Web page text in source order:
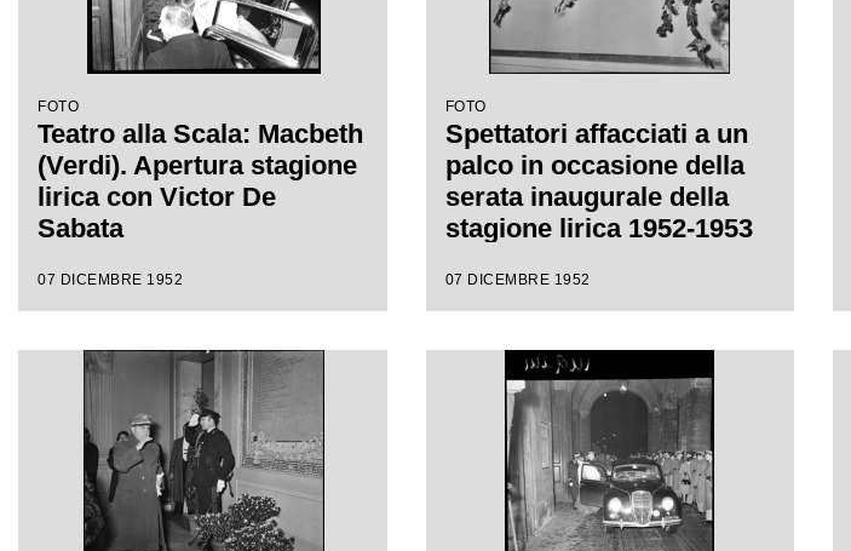
FOTO
Teatro alla Scala: Macbeth
(Verdi). Apertura stagione
lirica con Victor De
Sabata
07 DICEMBRE 1952
FOTO
Spettatori affacciati a un
palco in occasione della
serata inaugurale della
stagione lirica 1952-1953
l'opera "Macbeth", di
Victor de Sabata, con la
regia di Carl Ebert
07 DICEMBRE 1952